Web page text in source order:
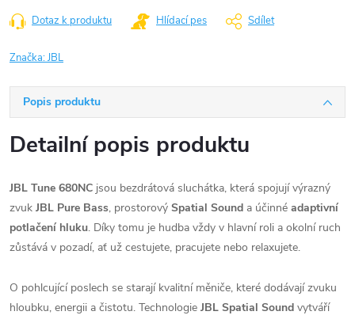
Dotaz k produktu Hlídací pes Sdílet
Značka:JBL
Popis produktu
Detailní popis produktu
JBL Tune 680NC jsou bezdrátová sluchátka, která spojují výrazný
zvuk JBL Pure Bass, prostorový Spatial Sound a účinné adaptivní
potlačení hluku. Díky tomu je hudba vždy v hlavní roli a okolní ruch
zůstává v pozadí, ať už cestujete, pracujete nebo relaxujete.
O pohlcující poslech se starají kvalitní měniče, které dodávají zvuku
hloubku, energii a čistotu. Technologie JBL Spatial Sound vytváří